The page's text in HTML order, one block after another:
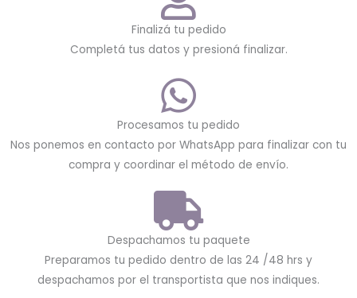
Finalizá tu pedido
Completá tus datos y presioná finalizar.
Procesamos tu pedido
Nos ponemos en contacto por WhatsApp para finalizar con tu
compra y coordinar el método de envío.
Despachamos tu paquete
Preparamos tu pedido dentro de las 24 /48 hrs y
despachamos por el transportista que nos indiques.